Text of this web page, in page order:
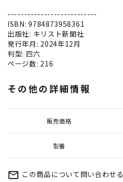
---------------------------
ISBN: 9784873958361
出版社: キリスト新聞社
発行年月: 2024年12月
判型: 四六
ページ数: 216
その他の詳細情報
販売価格
型番
mail_outline この商品について問い合わせる